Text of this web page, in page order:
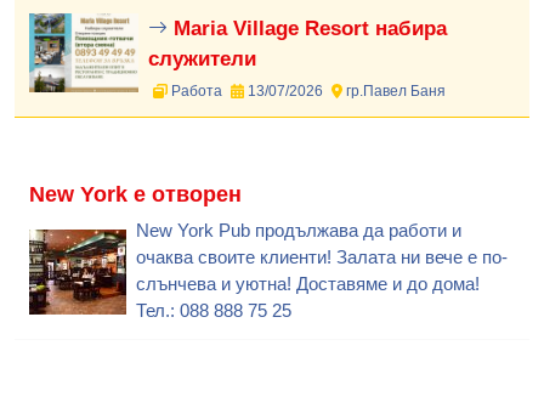
Maria Village Resort набира
служители
Работа 13/07/2026 гр.Павел Баня
New York е отворен
New York Pub продължава да работи и
очаква своите клиенти! Залата ни вече е по-
слънчева и уютна! Доставяме и до дома!
Тел.: 088 888 75 25